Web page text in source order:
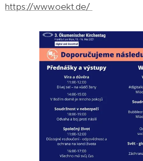
https://www.oekt.de/